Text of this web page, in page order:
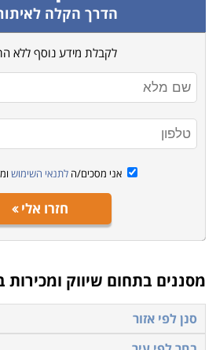
להשיג מטרות ויעדים
האינטרנטוהרשתות החברתיות
פרסום למדיה הדיגיטלית ,
הלימודים בתחום מעניק את
כיצד למקסם את הפלטפורמה
לחשיפה גדולה יותר ולרווחים
היעד.
למי מתאימים הלימודים
לרוב אין צורך בידע מוקדם,
עסקים המעוניינים להעשיר את
להקים עסק ורוצה לקבל ידע מקיף
וכן לעוסקים בפועל בשיווק
ולשכלל את יכולותיהם בתפקיד.
הדרך הקלה
לקבלת מידע נוסף ללא
אני מסכים/ה לתנאי השימוש
חזרו אלי
מסננים בתחום שיווק ומכירות
סנן לפי אזור